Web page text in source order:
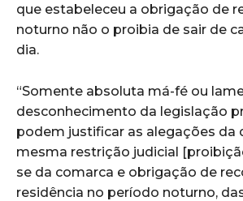
que estabeleceu a obrigação de
noturno não o proibia de sair de
dia.
“Somente absoluta má-fé ou
desconhecimento da legislação
podem justificar as alegações da
mesma restrição judicial
se da comarca e obrigação de
residência no período noturno,